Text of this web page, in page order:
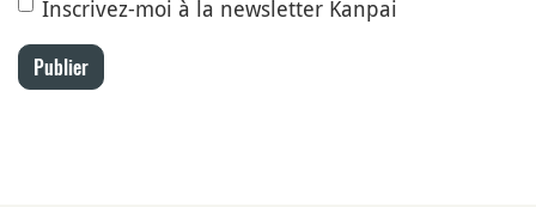
Inscrivez-moi à la newsletter Kanpai
Publier